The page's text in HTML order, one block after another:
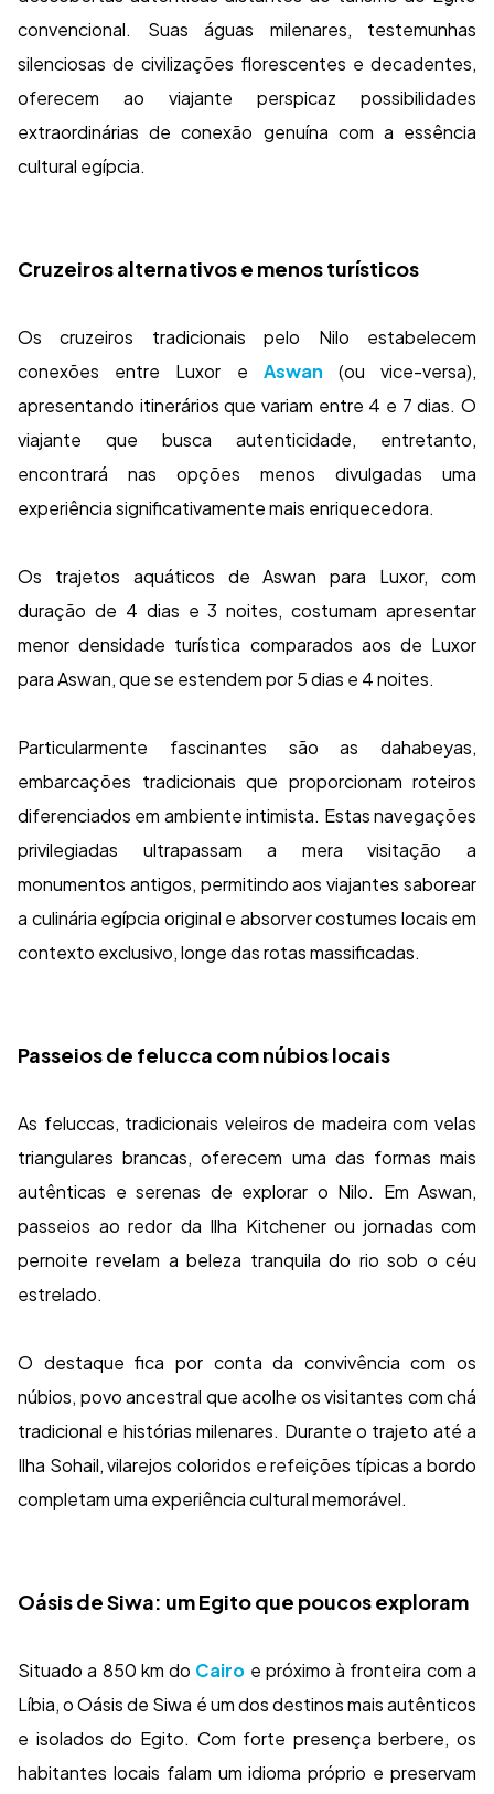
convencional. Suas águas milenares, testemunhas
silenciosas de civilizações florescentes e decadentes,
oferecem ao viajante perspicaz possibilidades
extraordinárias de conexão genuína com a essência
cultural egípcia.
Cruzeiros alternativos e menos turísticos
Os cruzeiros tradicionais pelo Nilo estabelecem
conexões entre Luxor e Aswan (ou vice-versa),
apresentando itinerários que variam entre 4 e 7 dias. O
viajante que busca autenticidade, entretanto,
encontrará nas opções menos divulgadas uma
experiência significativamente mais enriquecedora.
Os trajetos aquáticos de Aswan para Luxor, com
duração de 4 dias e 3 noites, costumam apresentar
menor densidade turística comparados aos de Luxor
para Aswan, que se estendem por 5 dias e 4 noites.
Particularmente fascinantes são as dahabeyas,
embarcações tradicionais que proporcionam roteiros
diferenciados em ambiente intimista. Estas navegações
privilegiadas ultrapassam a mera visitação a
monumentos antigos, permitindo aos viajantes saborear
a culinária egípcia original e absorver costumes locais em
contexto exclusivo, longe das rotas massificadas.
Passeios de felucca com núbios locais
As feluccas, tradicionais veleiros de madeira com velas
triangulares brancas, oferecem uma das formas mais
autênticas e serenas de explorar o Nilo. Em Aswan,
passeios ao redor da Ilha Kitchener ou jornadas com
pernoite revelam a beleza tranquila do rio sob o céu
estrelado.
O destaque fica por conta da convivência com os
núbios, povo ancestral que acolhe os visitantes com chá
tradicional e histórias milenares. Durante o trajeto até a
Ilha Sohail, vilarejos coloridos e refeições típicas a bordo
completam uma experiência cultural memorável.
Oásis de Siwa: um Egito que poucos exploram
Situado a 850 km do Cairo e próximo à fronteira com a
Líbia, o Oásis de Siwa é um dos destinos mais autênticos
e isolados do Egito. Com forte presença berbere, os
habitantes locais falam um idioma próprio e preservam